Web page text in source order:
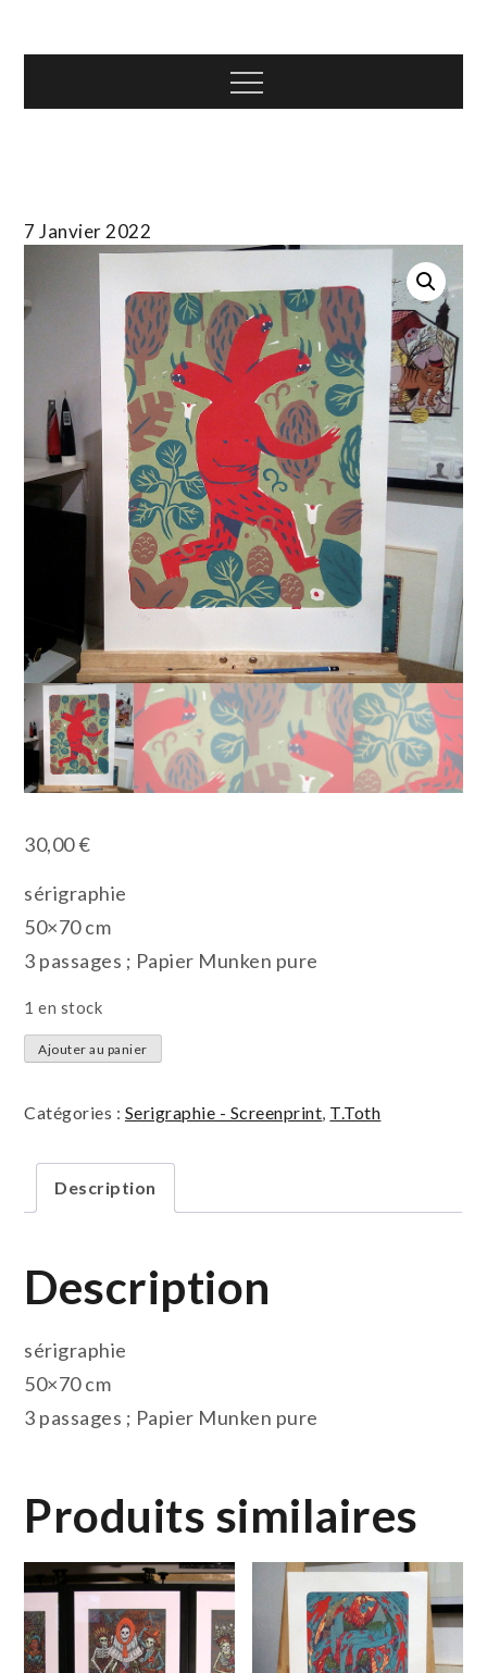
T.TOTH Menu
7 Janvier 2022
30,00€
sérigraphie
50×70 cm
3 passages ; Papier Munken pure
1 en stock
quantité
La
Ajouter au panier
Catégories : Serigraphie - Screenprint T.Toth
Description
Description
sérigraphie
50×70 cm
3 passages ; Papier Munken pure
Produits similaires